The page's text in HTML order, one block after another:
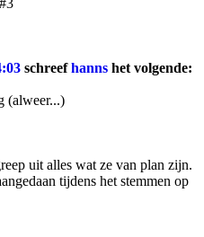
#3
schreefhanns het volgende:
(alweer...)
uit alles wat ze van plan zijn.
tijdens het stemmen op